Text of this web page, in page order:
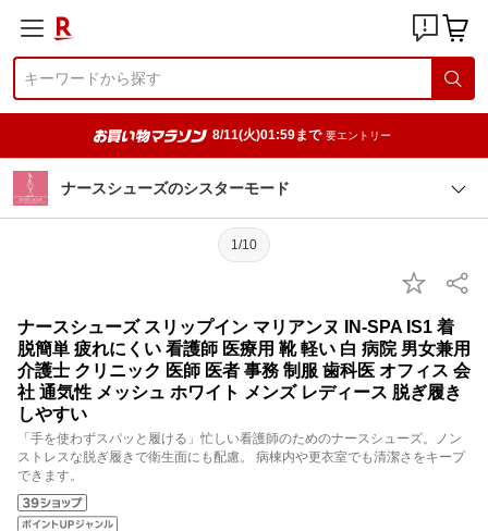
8/11(火)01:59まで 要エントリー
ナースシューズのシスターモード
1/10
ナースシューズ スリップイン マリアンヌ IN-SPA IS1 着
脱簡単 疲れにくい 看護師 医療用 靴 軽い 白 病院 男女兼用
介護士 クリニック 医師 医者 事務 制服 歯科医 オフィス 会
社 通気性 メッシュ ホワイト メンズ レディース 脱ぎ履き
しやすい
「手を使わずスパッと履ける」忙しい看護師のためのナースシューズ。ノン
ストレスな脱ぎ履きで衛生面にも配慮。 病棟内や更衣室でも清潔さをキープ
できます。